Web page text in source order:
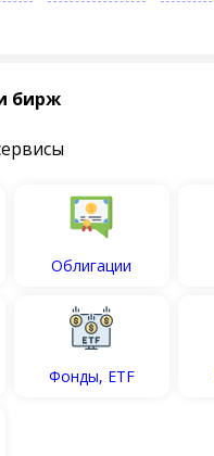
бирж
Облигации
Фонды, ETF